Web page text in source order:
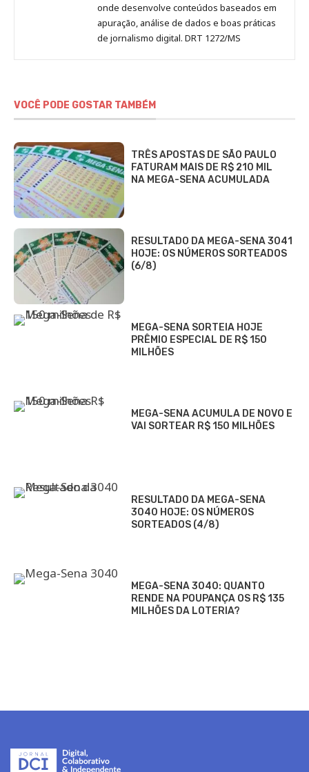
onde desenvolve conteúdos baseados em
apuração, análise de dados e boas práticas
de jornalismo digital. DRT 1272/MS
VOCÊ PODE GOSTAR TAMBÉM
TRÊS APOSTAS DE SÃO PAULO
FATURAM MAIS DE R$ 210 MIL
NA MEGA-SENA ACUMULADA
RESULTADO DA MEGA-SENA 3041
HOJE: OS NÚMEROS SORTEADOS
(6/8)
MEGA-SENA SORTEIA HOJE
PRÊMIO ESPECIAL DE R$ 150
MILHÕES
MEGA-SENA ACUMULA DE NOVO E
VAI SORTEAR R$ 150 MILHÕES
RESULTADO DA MEGA-SENA
3040 HOJE: OS NÚMEROS
SORTEADOS (4/8)
MEGA-SENA 3040: QUANTO
RENDE NA POUPANÇA OS R$ 135
MILHÕES DA LOTERIA?